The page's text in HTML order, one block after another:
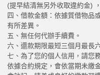
(提早結清無另外收取違約金)
四、借款金額：依據質借物品
有所差異。
五、無任何代辦手續費。
六、還款期限最短三個月最長
七、為了您的個人信用，請您
依據合約規定，會依當期未繳